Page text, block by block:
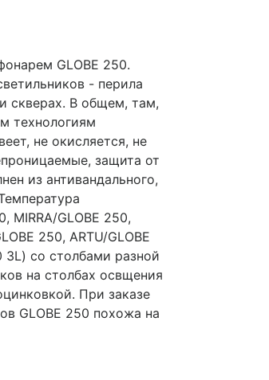
GLOBE 250.
- перила
скверах. В общем, там,
технологиям
не окисляется, не
защита от
из антивандального,
MIRRA/GLOBE 250,
250, ARTU/GLOBE
3L) со столбами разной
на столбах освщения
При заказе
GLOBE 250 похожа на